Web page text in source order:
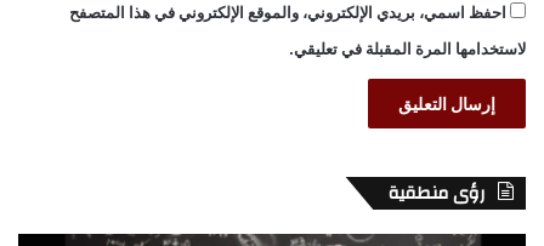
احفظ اسمي، بريدي الإلكتروني، والموقع الإلكتروني في هذا المتصفح
لاستخدامها المرة المقبلة في تعليقي.
رؤى منطقية